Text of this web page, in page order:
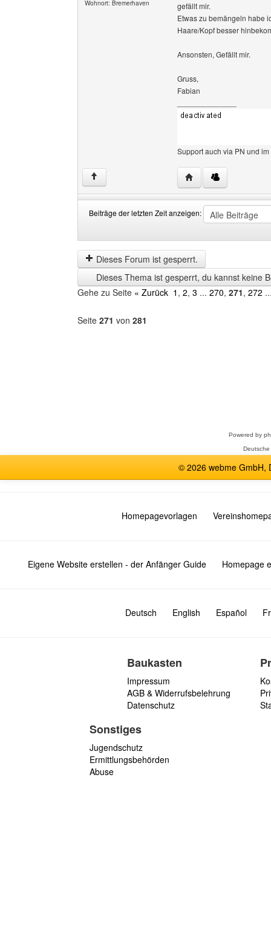
Wohnort: Bremerhaven
gefällt mir.
Etwas zu bemängeln habe
Haare/Kopf besser
Ansonsten, Gefällt mir.
Gruss,
Fabian
Support auch via PN und im
↑ Website dieses
Beiträge der letzten Zeit anzeigen:
der
letzten
Zeit
anzeigen
by
Dieses Forum ist gesperrt.
Dieses Thema ist gesperrt, du kannst keine
Gehe zu Seite « Zurück 1 , 2, 3 ... 270, 271, 272
Seite 271 von 281
Powered by
© 2026 webme GmbH,
Homepagevorlagen
Eigene Website erstellen - der Anfänger Guide Homepage
Deutsch English Español
Baukasten
Impressum
AGB & Widerrufsbelehrung
Datenschutz
Sonstiges
Jugendschutz
Ermittlungsbehörden
Abuse